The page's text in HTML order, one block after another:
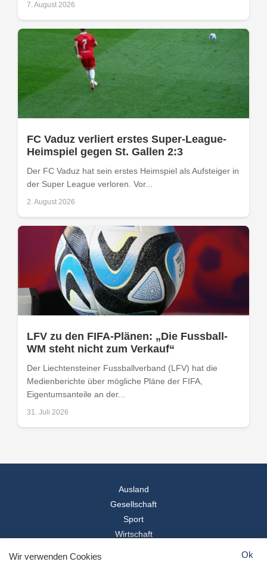
7. August 2026
FC Vaduz verliert erstes Super-League-
Heimspiel gegen St. Gallen 2:3
Der FC Vaduz hat sein erstes Heimspiel als Aufsteiger in
der Super League verloren. Vor...
2. August 2026
LFV zu den FIFA-Plänen: „Die Fussball-
WM steht nicht zum Verkauf“
Der Liechtensteiner Fussballverband (LFV) hat die
Medienberichte über mögliche Pläne der FIFA,
Eigentumsanteile an der...
31. Juli 2026
Ausland
Gesellschaft
Sport
Wirtschaft
© 2026Landesspiegel
Wir verwenden Cookies Ok